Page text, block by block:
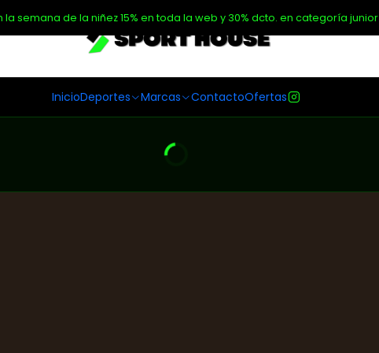
InicioDeportes Marcas ContactoOfertas
la semana de la niñez 15% en toda la web y 30% dcto. en categoría junior